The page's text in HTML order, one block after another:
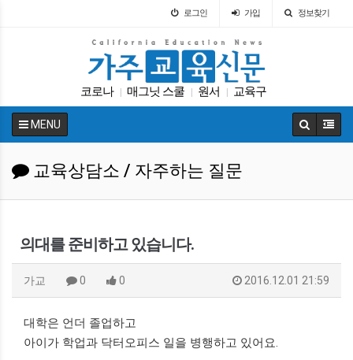
로그인 가입 정보찾기
코로나 매그닛 스쿨 원서 교육구
| 캘리포니아 교육부 UC 교육구 트럼프
MENU
교육상담소 / 자주하는 질문
의대를 준비하고 있습니다.
가교 0 0 2016.12.01 21:59
대학은 언더 졸업하고
아이가 학업과 닥터오피스 일을 병행하고 있어요.